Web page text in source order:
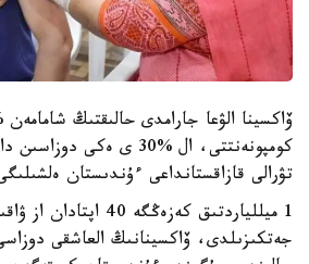
كومپونەنتتى، ال %30 ى ەكى
تۋرالى قازاقستانداعى ءۇندىستان
1 ميللياردتىق كەزەڭگە